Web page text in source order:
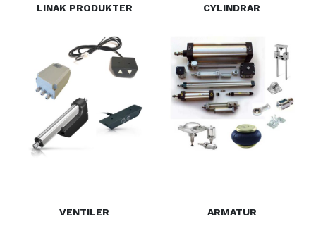
LINAK PRODUKTER CYLINDRAR
VENTILER ARMATUR